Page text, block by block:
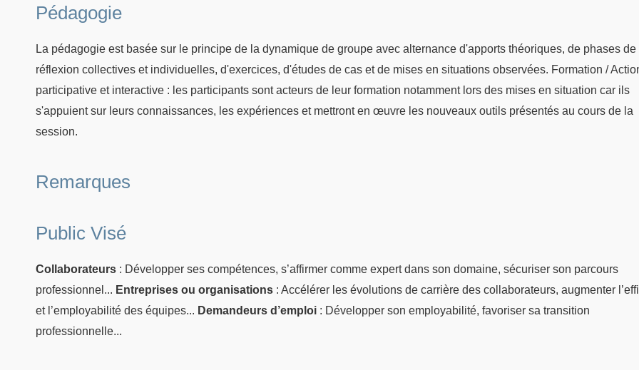
Pédagogie
La pédagogie est basée sur le principe de la dynamique de groupe avec alternance d'apports théoriques, de phases de
réflexion collectives et individuelles, d'exercices, d'études de cas et de mises en situations observées. Formation /
participative et interactive : les participants sont acteurs de leur formation notamment lors des mises en situation car ils
s'appuient sur leurs connaissances, les expériences et mettront en œuvre les nouveaux outils présentés au cours de la
session.
Remarques
Public Visé
Collaborateurs : Développer ses compétences, s’affirmer comme expert dans son domaine, sécuriser son parcours
professionnel... Entreprises ou organisations : Accélérer les évolutions de carrière des collaborateurs, augmenter
et l’employabilité des équipes... Demandeurs d’emploi : Développer son employabilité, favoriser sa transition
professionnelle...